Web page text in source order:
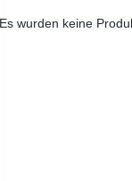
Es wurden keine